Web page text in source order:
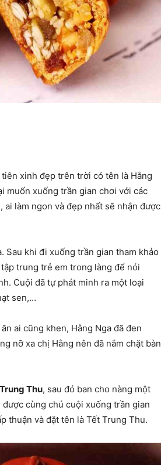
xinh đẹp trên trời có tên là Hằng
muốn xuống trần gian chơi với các
làm ngon và đẹp nhất sẽ nhận được
Sau khi đi xuống trần gian tham khảo
trung trẻ em trong làng để nói
Cuội đã tự phát minh ra một loại
sen,…
ai cũng khen, Hằng Nga đã đen
nỡ xa chị Hằng nên đã nắm chặt bàn
Thu, sau đó ban cho nàng một
cùng chú cuội xuống trần gian
thuận và đặt tên là Tết Trung Thu.